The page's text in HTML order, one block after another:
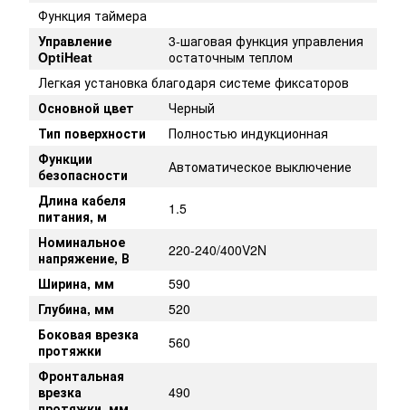
Функция таймера
Управление
OptiHeat
3-шаговая функция управления
остаточным теплом
Легкая установка благодаря системе фиксаторов
Основной цвет
Черный
Тип поверхности
Полностью индукционная
Функции
безопасности
Автоматическое выключение
Длина кабеля
питания, м
1.5
Номинальное
напряжение, В
220-240/400V2N
Ширина, мм
590
Глубина, мм
520
Боковая врезка
протяжки
560
Фронтальная
врезка
490